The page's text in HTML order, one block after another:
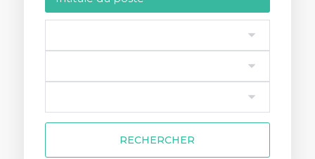
RECHERCHER